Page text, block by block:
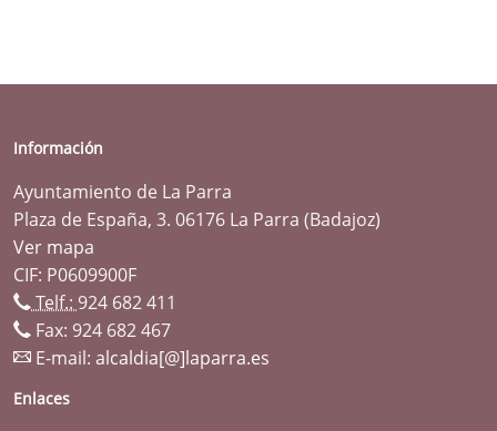
Información
Ayuntamiento de La Parra
Plaza de España, 3. 06176 La Parra (Badajoz)
Ver mapa
CIF: P0609900F
Telf.: 924 682 411
Fax: 924 682 467
E-mail: alcaldia[@]laparra.es
Enlaces